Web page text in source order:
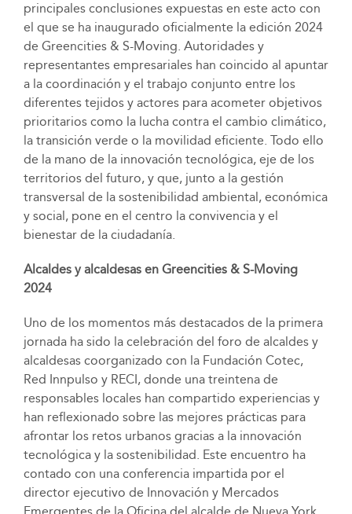
principales conclusiones expuestas en este acto con
el que se ha inaugurado oficialmente la edición 2024
de Greencities & S-Moving. Autoridades y
representantes empresariales han coincido al apuntar
a la coordinación y el trabajo conjunto entre los
diferentes tejidos y actores para acometer objetivos
prioritarios como la lucha contra el cambio climático,
la transición verde o la movilidad eficiente. Todo ello
de la mano de la innovación tecnológica, eje de los
territorios del futuro, y que, junto a la gestión
transversal de la sostenibilidad ambiental, económica
y social, pone en el centro la convivencia y el
bienestar de la ciudadanía.
Alcaldes y alcaldesas en Greencities & S-Moving
2024
Uno de los momentos más destacados de la primera
jornada ha sido la celebración del foro de alcaldes y
alcaldesas coorganizado con la Fundación Cotec,
Red Innpulso y RECI, donde una treintena de
responsables locales han compartido experiencias y
han reflexionado sobre las mejores prácticas para
afrontar los retos urbanos gracias a la innovación
tecnológica y la sostenibilidad. Este encuentro ha
contado con una conferencia impartida por el
director ejecutivo de Innovación y Mercados